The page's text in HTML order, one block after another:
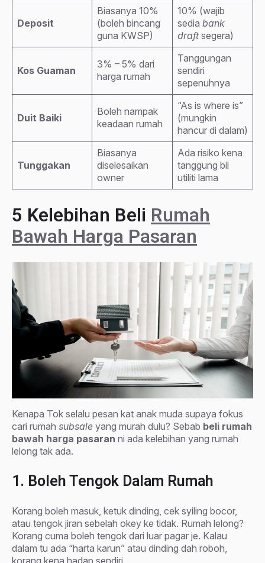
Deposit
Biasanya 10%
(boleh bincang
guna KWSP)
10% (wajib
sedia bank
draftsegera)
Kos Guaman
3% – 5% dari
harga rumah
Tanggungan
sendiri
sepenuhnya
Duit Baiki
Boleh nampak
keadaan rumah
“As is where is”
(mungkin
hancur di dalam)
Tunggakan
Biasanya
diselesaikan
owner
Ada risiko kena
tanggung bil
utiliti lama
5 Kelebihan Beli Rumah
Bawah Harga Pasaran
Kenapa Tok selalu pesan kat anak muda supaya fokus
cari rumah subsale yang murah dulu? Sebab beli rumah
bawah harga pasaran ni ada kelebihan yang rumah
lelong tak ada.
1. Boleh Tengok Dalam Rumah
Korang boleh masuk, ketuk dinding, cek syiling bocor,
atau tengok jiran sebelah okey ke tidak. Rumah lelong?
Korang cuma boleh tengok dari luar pagar je. Kalau
dalam tu ada “harta karun” atau dinding dah roboh,
korang kena hadap sendiri.